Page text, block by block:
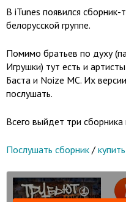
В iTunes появился
белорусской группе.
Помимо братьев по духу
Игрушки) тут есть и
Баста и Noize MC. Их
послушать.
Всего выйдет три сборника
Послушать сборник /